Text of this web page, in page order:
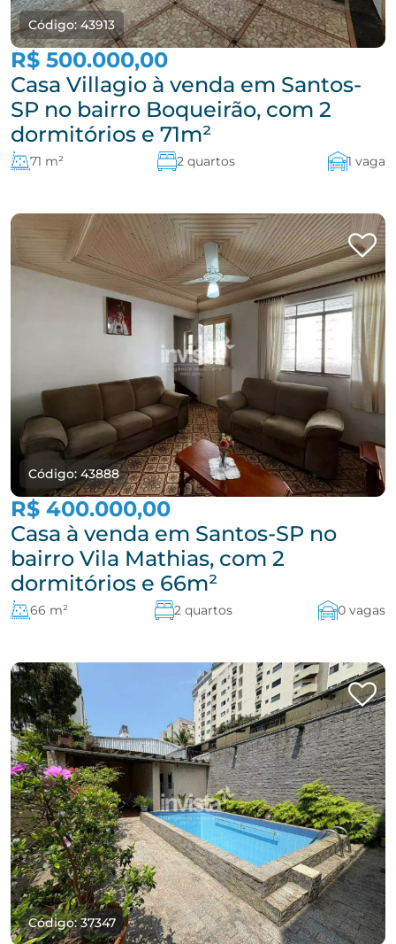
Código: 43913
R$ 500.000,00
Casa Villagio à venda em Santos-
SP no bairro Boqueirão, com 2
dormitórios e 71m²
71 m² 2 quartos 1 vaga
Código: 43888
R$ 400.000,00
Casa à venda em Santos-SP no
bairro Vila Mathias, com 2
dormitórios e 66m²
66 m² 2 quartos 0 vagas
Código: 37347